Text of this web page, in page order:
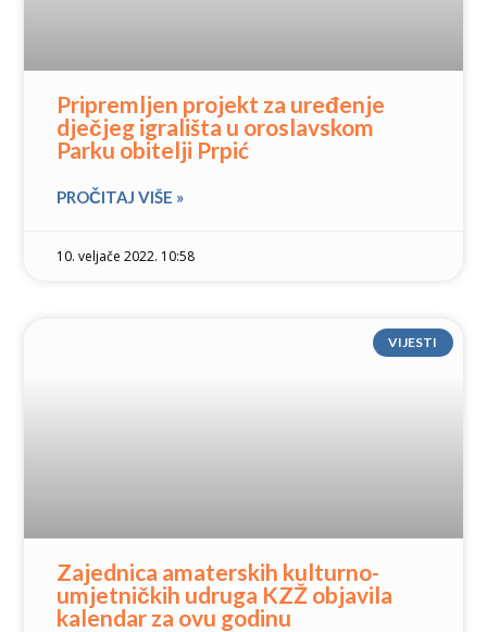
Pripremljen projekt za uređenje
dječjeg igrališta u oroslavskom
Parku obitelji Prpić
PROČITAJ VIŠE »
10. veljače 2022. 10:58
VIJESTI
Zajednica amaterskih kulturno-
umjetničkih udruga KZŽ objavila
kalendar za ovu godinu